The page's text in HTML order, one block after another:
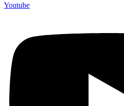
Youtube